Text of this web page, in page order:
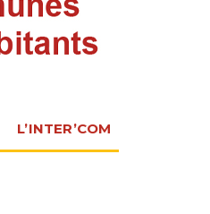
L’INTER’COM